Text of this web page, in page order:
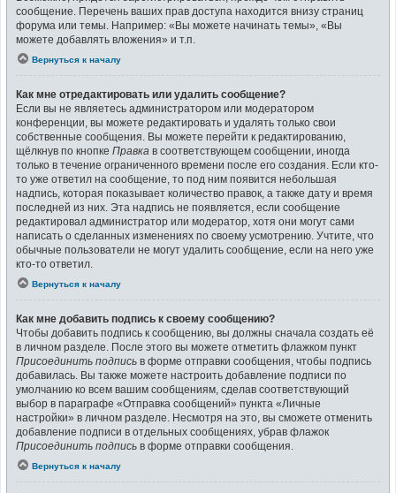
сообщение. Перечень ваших прав доступа находится внизу страниц
форума или темы. Например: «Вы можете начинать темы», «Вы
можете добавлять вложения» и т.п.
Вернуться к началу
Как мне отредактировать или удалить сообщение?
Если вы не являетесь администратором или модератором
конференции, вы можете редактировать и удалять только свои
собственные сообщения. Вы можете перейти к редактированию,
щёлкнув по кнопке Правка в соответствующем сообщении, иногда
только в течение ограниченного времени после его создания. Если кто-
то уже ответил на сообщение, то под ним появится небольшая
надпись, которая показывает количество правок, а также дату и время
последней из них. Эта надпись не появляется, если сообщение
редактировал администратор или модератор, хотя они могут сами
написать о сделанных изменениях по своему усмотрению. Учтите, что
обычные пользователи не могут удалить сообщение, если на него уже
кто-то ответил.
Вернуться к началу
Как мне добавить подпись к своему сообщению?
Чтобы добавить подпись к сообщению, вы должны сначала создать её
в личном разделе. После этого вы можете отметить флажком пункт
Присоединить подпись в форме отправки сообщения, чтобы подпись
добавилась. Вы также можете настроить добавление подписи по
умолчанию ко всем вашим сообщениям, сделав соответствующий
выбор в параграфе «Отправка сообщений» пункта «Личные
настройки» в личном разделе. Несмотря на это, вы сможете отменить
добавление подписи в отдельных сообщениях, убрав флажок
Присоединить подпись в форме отправки сообщения.
Вернуться к началу